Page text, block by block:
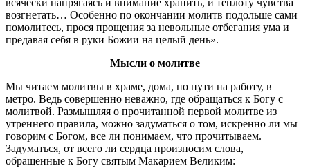
всячески напрягаясь и внимание хранить, и теплоту чувства
возгнетать… Особенно по окончании молитв подольше сами
помолитесь, прося прощения за невольные отбегания ума и
предавая себя в руки Божии на целый день».
Мысли о молитве
Мы читаем молитвы в храме, дома, по пути на работу, в
метро. Ведь совершенно неважно, где обращаться к Богу с
молитвой. Размышляя о прочитанной первой молитве из
утреннего правила, можно задуматься о том, искренно ли мы
говорим с Богом, все ли понимаем, что прочитываем.
Задуматься, от всего ли сердца произносим слова,
обращенные к Богу святым Макарием Великим: